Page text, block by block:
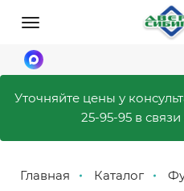
Уточняйте цены у
25-95-95 в
Главная Каталог